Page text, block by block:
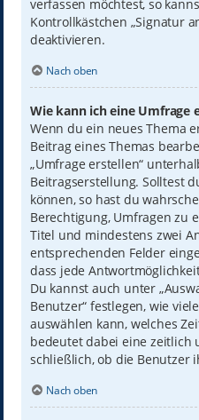
verfassen möchtest, so
Kontrollkästchen „Signatur
deaktivieren.
Nach oben
Wie kann ich eine Umfrage
Wenn du ein neues Thema
Beitrag eines Themas
„Umfrage erstellen“
Beitragserstellung. Solltest
können, so hast du
Berechtigung, Umfragen zu
Titel und mindestens zwei
entsprechenden Felder
dass jede
Du kannst auch unter
Benutzer“ festlegen, wie
auswählen kann, welches
bedeutet dabei eine zeitlich
schließlich, ob die Benutzer
Nach oben